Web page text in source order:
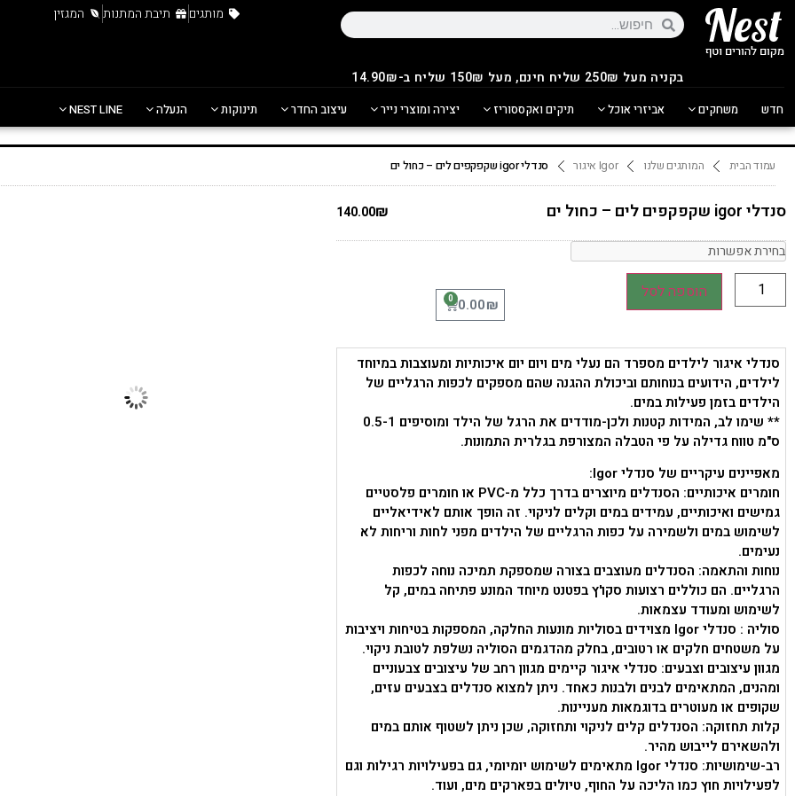
בקניה מעל 250 ₪ שליח חינם, מעל 150₪ שליח ב-14.90₪
מותגים תיבת המתנות המגזין
חדש משחקים אביזרי אוכל תיקים ואקססוריז יצירה ומוצרי נייר עיצוב החדר תינוקות הנעלה NEST LINE
עמוד הבית המותגים שלנו Igor איגור סנדלי igor שקפקפים לים – כחול ים
סנדלי igor שקפקפים לים – כחול ים 140.00₪
הוספה לסל
0.00₪
0
סנדלי איגור לילדים מספרד הם נעלי מים ויום יום איכותיות ומעוצבות במיוחד
לילדים, הידועים בנוחותם וביכולת ההגנה שהם מספקים לכפות הרגליים של
הילדים בזמן פעילות במים.
** שימו לב, המידות קטנות ולכן-מודדים את הרגל של הילד ומוסיפים 0.5-1
ס"מ טווח גדילה על פי הטבלה המצורפת בגלרית התמונות.
מאפיינים עיקריים של סנדלי Igor:
חומרים איכותיים: הסנדלים מיוצרים בדרך כלל מ-PVC או חומרים פלסטיים
גמישים ואיכותיים, עמידים במים וקלים לניקוי. זה הופך אותם לאידיאליים
לשימוש במים ולשמירה על כפות הרגליים של הילדים מפני לחות וריחות לא
נעימים.
נוחות והתאמה: הסנדלים מעוצבים בצורה שמספקת תמיכה נוחה לכפות
הרגליים. הם כוללים רצועות סקו'ץ בפטנט מיוחד המונע פתיחה במים, קל
לשימוש ומעודד עצמאות.
סוליה : סנדלי Igor מצוידים בסוליות מונעות החלקה, המספקות בטיחות ויציבות
על משטחים חלקים או רטובים, בחלק מהדגמים הסוליה נשלפת לטובת ניקוי.
מגוון עיצובים וצבעים: סנדלי איגור קיימים מגוון רחב של עיצובים צבעוניים
ומהנים, המתאימים לבנים ולבנות כאחד. ניתן למצוא סנדלים בצבעים עזים,
שקופים או מעוטרים בדוגמאות מעניינות.
קלות תחזוקה: הסנדלים קלים לניקוי ותחזוקה, שכן ניתן לשטוף אותם במים
ולהשאירם לייבוש מהיר.
רב-שימושיות: סנדלי Igor מתאימים לשימוש יומיומי, גם בפעילויות רגילות וגם
לפעילויות חוץ כמו הליכה על החוף, טיולים בפארקים מים, ועוד.